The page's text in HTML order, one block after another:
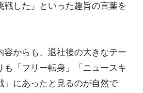
戦した」といった趣旨の言葉を
容からも、退社後の大きなテー
も「フリー転身」「ニュースキ
」にあったと見るのが自然で